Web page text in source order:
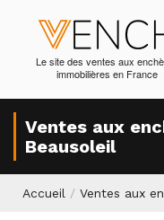
Le site des ventes aux
immobilières en France
Ventes aux
Beausoleil
Accueil / Ventes aux